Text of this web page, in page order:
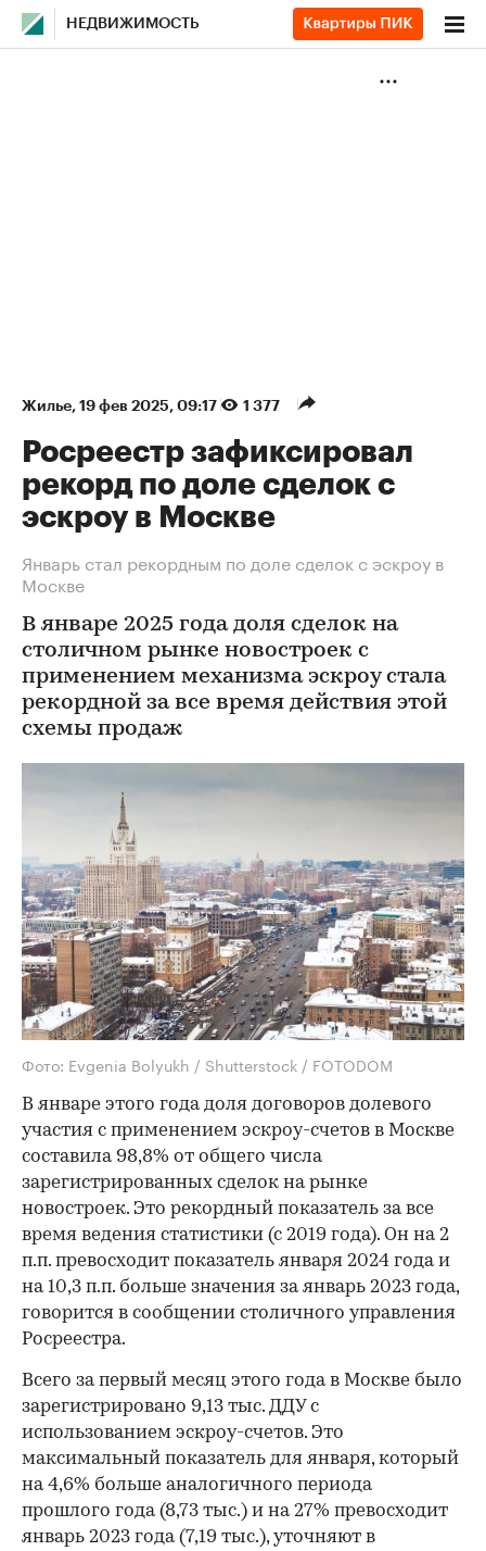
НЕДВИЖИМОСТЬ
Жилье⁠, 19 фев 2025, 09:17 1 377
Росреестр зафиксировал
рекорд по доле сделок с
эскроу в Москве
Январь стал рекордным по доле сделок с эскроу в
Москве
В январе 2025 года доля сделок на
столичном рынке новостроек с
применением механизма эскроу стала
рекордной за все время действия этой
схемы продаж
Фото: Evgenia Bolyukh / Shutterstock / FOTODOM
В январе этого года доля договоров долевого
участия с применением эскроу-счетов в Москве
составила 98,8% от общего числа
зарегистрированных сделок на рынке
новостроек. Это рекордный показатель за все
время ведения статистики (с 2019 года). Он на 2
п.п. превосходит показатель января 2024 года и
на 10,3 п.п. больше значения за январь 2023 года,
говорится в сообщении столичного управления
Росреестра.
Всего за первый месяц этого года в Москве было
зарегистрировано 9,13 тыс. ДДУ с
использованием эскроу-счетов. Это
максимальный показатель для января, который
на 4,6% больше аналогичного периода
прошлого года (8,73 тыс.) и на 27% превосходит
январь 2023 года (7,19 тыс.), уточняют в